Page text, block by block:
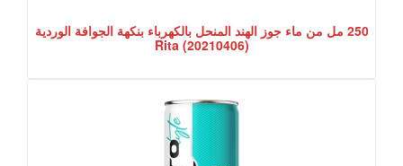
250 مل من ماء جوز الهند المنحل بالكهرباء بنكهة الجوافة الوردية
Rita (20210406)